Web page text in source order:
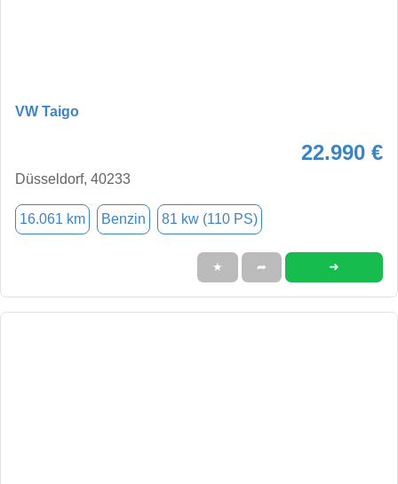
VW Taigo
22.990 €
Düsseldorf, 40233
16.061 km Benzin 81 kw (110 PS)
★ ➦ ➜